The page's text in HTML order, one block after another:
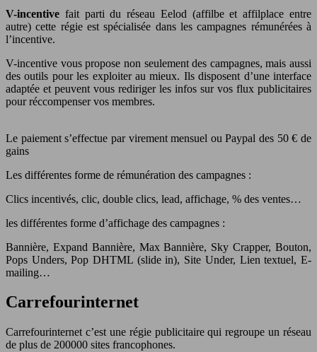
V-incentive fait parti du réseau Eelod (affilbe et affilplace entre
autre) cette régie est spécialisée dans les campagnes rémunérées à
l’incentive.
V-incentive vous propose non seulement des campagnes, mais aussi
des outils pour les exploiter au mieux. Ils disposent d’une interface
adaptée et peuvent vous rediriger les infos sur vos flux publicitaires
pour réccompenser vos membres.
Le paiement s’effectue par virement mensuel ou Paypal des 50 € de
gains
Les différentes forme de rémunération des campagnes :
Clics incentivés, clic, double clics, lead, affichage, % des ventes…
les différentes forme d’affichage des campagnes :
Bannière, Expand Bannière, Max Bannière, Sky Crapper, Bouton,
Pops Unders, Pop DHTML (slide in), Site Under, Lien textuel, E-
mailing…
Carrefourinternet
Carrefourinternet c’est une régie publicitaire qui regroupe un réseau
de plus de 200000 sites francophones.